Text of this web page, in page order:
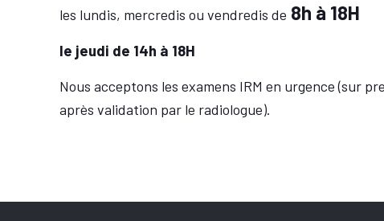
les lundis, mercredis ou vendredis de 8h à 18H
le jeudi de 14h à 18H
Nous acceptons les examens IRM en urgence (sur
après validation par le radiologue).